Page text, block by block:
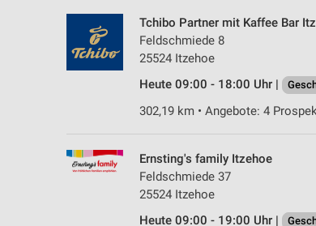
Tchibo Partner mit Kaffee Bar
Feldschmiede 8
25524 Itzehoe
Heute 09:00 - 18:00 Uhr |
302,19 km • Angebote: 4
Ernsting's family Itzehoe
Feldschmiede 37
25524 Itzehoe
Heute 09:00 - 19:00 Uhr |